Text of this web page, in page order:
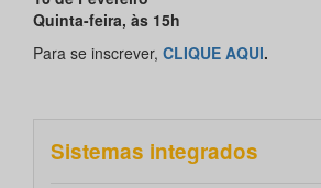
Quinta-feira, às 15h
Para se inscrever, CLIQUE AQUI.
Sistemas integrados